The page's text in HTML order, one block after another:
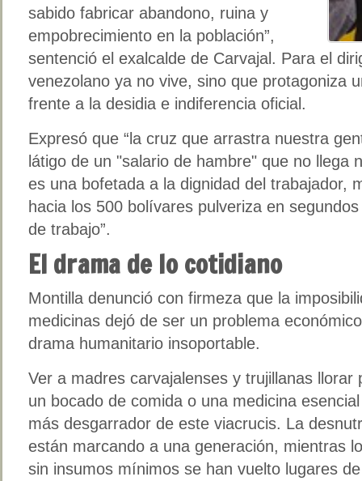
sabido fabricar abandono, ruina y
empobrecimiento en la población”,
sentenció el exalcalde de Carvajal. Para el
venezolano ya no vive, sino que protagoniza
frente a la desidia e indiferencia oficial.
Expresó que “la cruz que arrastra nuestra
látigo de un "salario de hambre" que no llega
es una bofetada a la dignidad del trabajador,
hacia los 500 bolívares pulveriza en
de trabajo”.
El drama de lo cotidiano
Montilla denunció con firmeza que la
medicinas dejó de ser un problema
drama humanitario insoportable.
Ver a madres carvajalenses y trujillanas llorar
un bocado de comida o una medicina
más desgarrador de este viacrucis. La
están marcando a una generación, mientras
sin insumos mínimos se han vuelto lugares